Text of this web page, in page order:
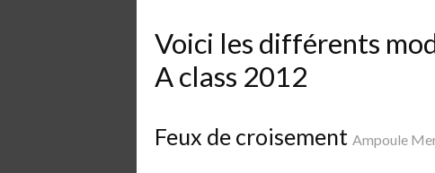
Voici les différents
A class 2012
Feux de croisement Ampoule